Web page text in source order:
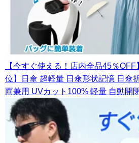
【今すぐ使える！店内全品45％
位】日傘 超軽量 日傘形状記憶 日傘
雨兼用 UVカット100% 軽量 自動開